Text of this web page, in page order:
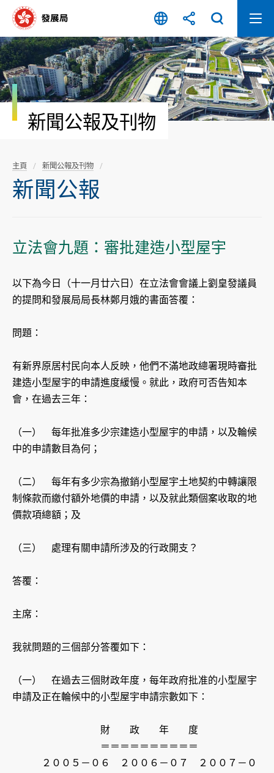
容
開
始
新聞公報及刊物
主頁 新聞公報及刊物
新聞公報
立法會九題：審批建造小型屋宇
以下為今日（十一月廿六日）在立法會會議上劉皇發議員
的提問和發展局局長林鄭月娥的書面答覆：
問題：
有新界原居村民向本人反映，他們不滿地政總署現時審批
建造小型屋宇的申請進度緩慢。就此，政府可否告知本
會，在過去三年：
（一） 每年批准多少宗建造小型屋宇的申請，以及輪候
中的申請數目為何；
（二） 每年有多少宗為撤銷小型屋宇土地契約中轉讓限
制條款而繳付額外地價的申請，以及就此類個案收取的地
價款項總額；及
（三） 處理有關申請所涉及的行政開支？
答覆：
主席：
我就問題的三個部分答覆如下：
（一） 在過去三個財政年度，每年政府批准的小型屋宇
申請及正在輪候中的小型屋宇申請宗數如下：
財 政 年 度
＝＝＝＝＝＝＝＝＝＝
２００５－０６ ２００６－０７ ２００７－０